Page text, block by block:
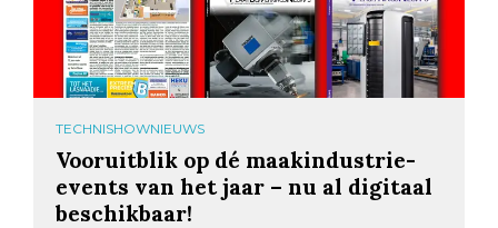
TECHNISHOWNIEUWS
Vooruitblik op dé maakindustrie-
events van het jaar – nu al digitaal
beschikbaar!